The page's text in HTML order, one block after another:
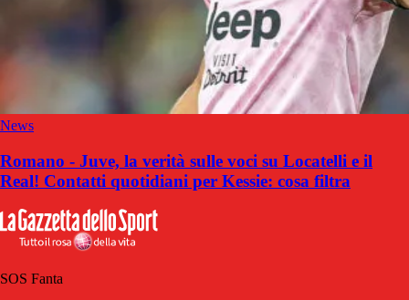
News
Romano - Juve, la verità sulle voci su Locatelli e il
Real! Contatti quotidiani per Kessie: cosa filtra
SOS Fanta